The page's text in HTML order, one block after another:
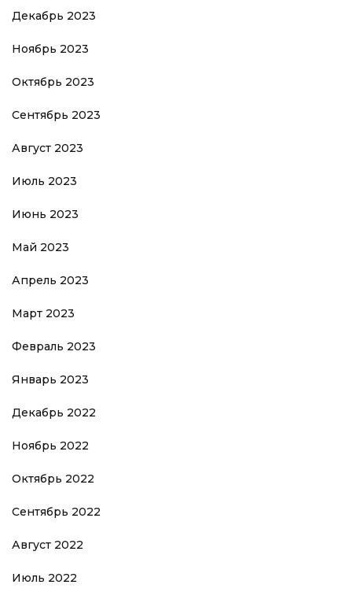
Декабрь 2023
Ноябрь 2023
Октябрь 2023
Сентябрь 2023
Август 2023
Июль 2023
Июнь 2023
Май 2023
Апрель 2023
Март 2023
Февраль 2023
Январь 2023
Декабрь 2022
Ноябрь 2022
Октябрь 2022
Сентябрь 2022
Август 2022
Июль 2022